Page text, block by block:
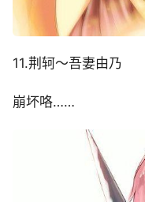
11.荆轲～吾妻由乃
崩坏咯……